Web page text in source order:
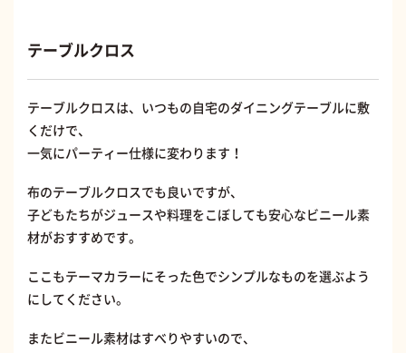
テーブルクロス
テーブルクロスは、いつもの自宅のダイニングテーブルに敷
くだけで、
一気にパーティー仕様に変わります！
布のテーブルクロスでも良いですが、
子どもたちがジュースや料理をこぼしても安心なビニール素
材がおすすめです。
ここもテーマカラーにそった色でシンプルなものを選ぶよう
にしてください。
またビニール素材はすべりやすいので、